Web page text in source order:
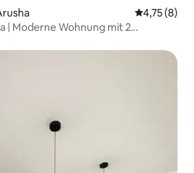
4,75 (8)
| Moderne Wohnung mit 2